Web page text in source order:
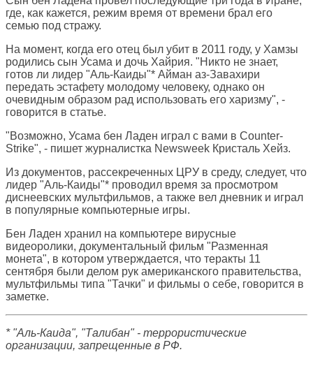
где, как кажется, режим время от времени брал его
семью под стражу.
На момент, когда его отец был убит в 2011 году, у Хамзы
родились сын Усама и дочь Хайрия. "Никто не знает,
готов ли лидер "Аль-Каиды"* Айман аз-Завахири
передать эстафету молодому человеку, однако он
очевидным образом рад использовать его харизму", -
говорится в статье.
"Возможно, Усама бен Ладен играл с вами в Counter-
Strike", - пишет журналистка Newsweek Кристаль Хейз.
Из документов, рассекреченных ЦРУ в среду, следует, что
лидер "Аль-Каиды"* проводил время за просмотром
диснеевских мультфильмов, а также вел дневник и играл
в популярные компьютерные игры.
Бен Ладен хранил на компьютере вирусные
видеоролики, документальный фильм "Разменная
монета", в котором утверждается, что теракты 11
сентября были делом рук американского правительства,
мультфильмы типа "Тачки" и фильмы о себе, говорится в
заметке.
* "Аль-Каида", "Талибан" - террористические
организации, запрещенные в РФ.